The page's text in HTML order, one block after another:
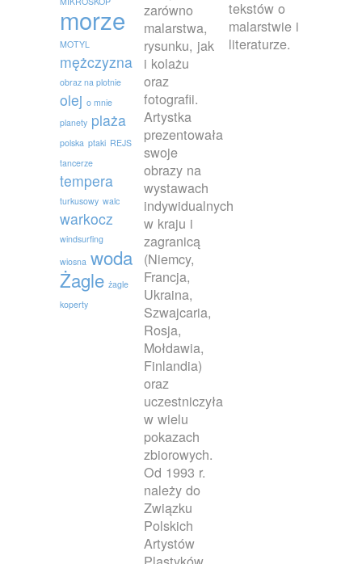
morze
MOTYL
mężczyzna
obraz na plotnie
olej o mnie
planety plaża
polska ptaki REJS
tancerze
tempera
turkusowy walc
warkocz
windsurfing
wiosna woda
Żagle żagle
koperty
zarówno
malarstwa,
rysunku, jak
i kolażu
oraz
fotografii.
Artystka
prezentowała
swoje
obrazy na
wystawach
indywidualnych
w kraju i
zagranicą
(Niemcy,
Francja,
Ukraina,
Szwajcaria,
Rosja,
Mołdawia,
Finlandia)
oraz
uczestniczyła
w wielu
pokazach
zbiorowych.
Od 1993 r.
należy do
Związku
Polskich
Artystów
tekstów o
malarstwie i
literaturze.